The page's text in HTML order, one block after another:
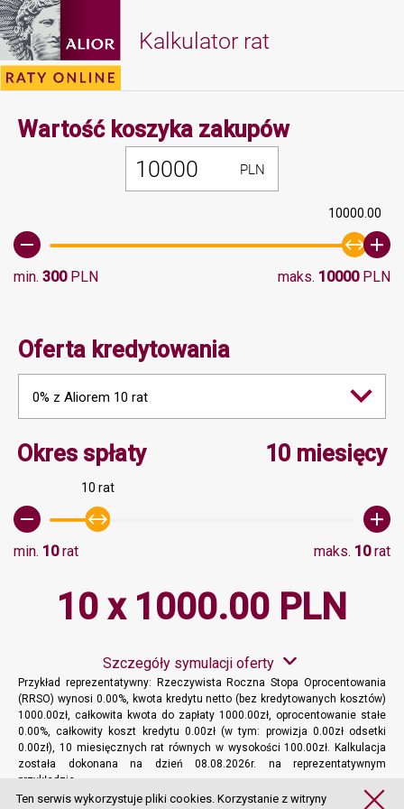
Kalkulator rat
Wartość koszyka zakupówMinimalna
PLN
10000.00
min. 300PLN maks. 10000PLN
Oferta kredytowania
0% z Aliorem 10 rat
Okres spłatyMinimalna wartość 10,
10 miesięcy
10 rat
min. 10rat maks. 10rat
10 x 1000.00 PLN
Szczegóły symulacji oferty
Przykład reprezentatywny: Rzeczywista Roczna Stopa Oprocentowania
(RRSO) wynosi 0.00%, kwota kredytu netto (bez kredytowanych kosztów)
1000.00zł, całkowita kwota do zapłaty 1000.00zł, oprocentowanie stałe
0.00%, całkowity koszt kredytu 0.00zł (w tym: prowizja 0.00zł odsetki
0.00zł), 10 miesięcznych rat równych w wysokości 100.00zł. Kalkulacja
została dokonana na dzień 08.08.2026r. na reprezentatywnym
przykładzie.
Więcej informacji
Ten serwis wykorzystuje pliki cookies. Korzystanie z witryny